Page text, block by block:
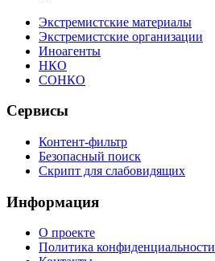
Экстремистские материалы
Экстремистские организации
Иноагенты
НКО
СОНКО
Сервисы
Контент-фильтр
Безопасный поиск
Скрипт для слабовидящих
Информация
О проекте
Политика конфиденциальности